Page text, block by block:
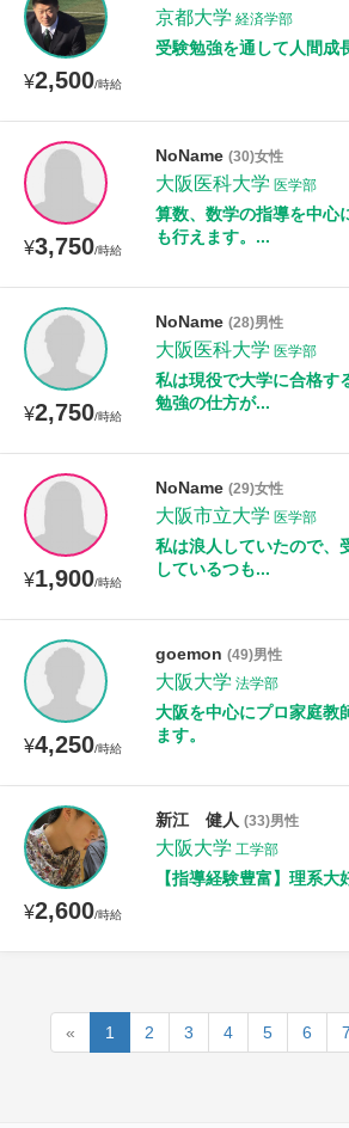
¥2,500/時給
京都大学 経済学部
受験勉強を通して人間成
¥3,750/時給
NoName (30)女性
大阪医科大学 医学部
算数、数学の指導を中心
も行えます。...
¥2,750/時給
NoName (28)男性
大阪医科大学 医学部
私は現役で大学に合格す
勉強の仕方が...
¥1,900/時給
NoName (29)女性
大阪市立大学 医学部
私は浪人していたので、
しているつも...
¥4,250/時給
goemon (49)男性
大阪大学 法学部
大阪を中心にプロ家庭教
ます。
¥2,600/時給
新江 健人 (33)男性
大阪大学 工学部
【指導経験豊富】理系大
« 1 2 3 4 5 6 7